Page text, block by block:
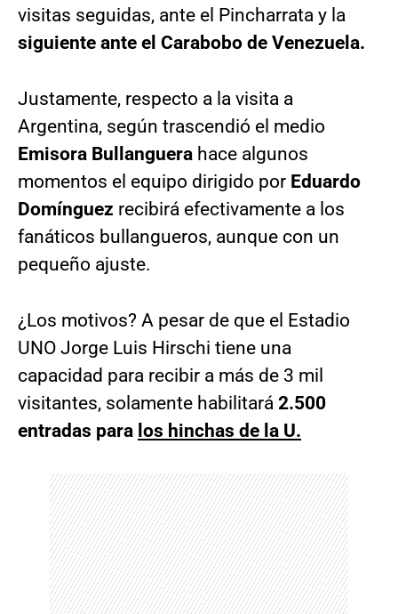
visitas seguidas, ante el Pincharrata y la
siguiente ante el Carabobo de Venezuela.
Justamente, respecto a la visita a
Argentina, según trascendió el medio
Emisora Bullanguera hace algunos
momentos el equipo dirigido por Eduardo
Domínguez recibirá efectivamente a los
fanáticos bullangueros, aunque con un
pequeño ajuste.
¿Los motivos? A pesar de que el Estadio
UNO Jorge Luis Hirschi tiene una
capacidad para recibir a más de 3 mil
visitantes, solamente habilitará 2.500
entradas para los hinchas de la U.